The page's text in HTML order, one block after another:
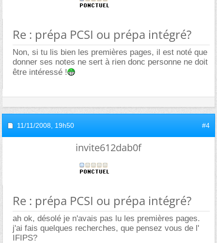
Re : prépa PCSI ou prépa intégré?
Non, si tu lis bien les premières pages, il est noté que
donner ses notes ne sert à rien donc personne ne doit
être intéressé !
11/11/2008, 19h50 #4
invite612dab0f
Re : prépa PCSI ou prépa intégré?
ah ok, désolé je n'avais pas lu les premières pages.
j'ai fais quelques recherches, que pensez vous de l'
IFIPS?